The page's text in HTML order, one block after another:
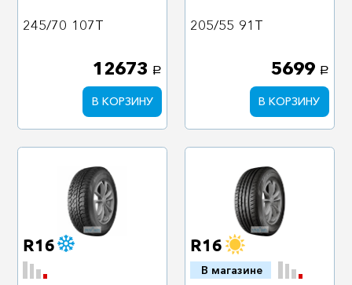
245/70 107T
12673 a
В КОРЗИНУ
205/55 91T
5699 a
В КОРЗИНУ
R16 R16
В магазине